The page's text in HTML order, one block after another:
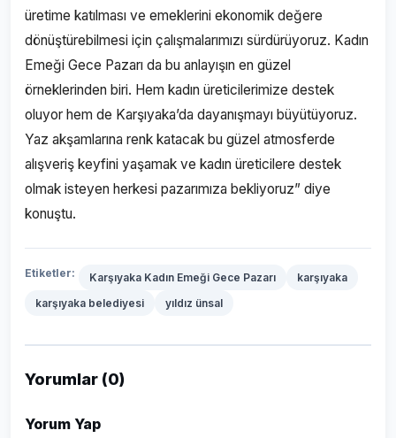
üretime katılması ve emeklerini ekonomik değere
dönüştürebilmesi için çalışmalarımızı sürdürüyoruz. Kadın
Emeği Gece Pazarı da bu anlayışın en güzel
örneklerinden biri. Hem kadın üreticilerimize destek
oluyor hem de Karşıyaka’da dayanışmayı büyütüyoruz.
Yaz akşamlarına renk katacak bu güzel atmosferde
alışveriş keyfini yaşamak ve kadın üreticilere destek
olmak isteyen herkesi pazarımıza bekliyoruz” diye
konuştu.
Etiketler: Karşıyaka Kadın Emeği Gece Pazarı
karşıyaka
karşıyaka belediyesi
yıldız ünsal
Yorumlar (0)
Yorum Yap